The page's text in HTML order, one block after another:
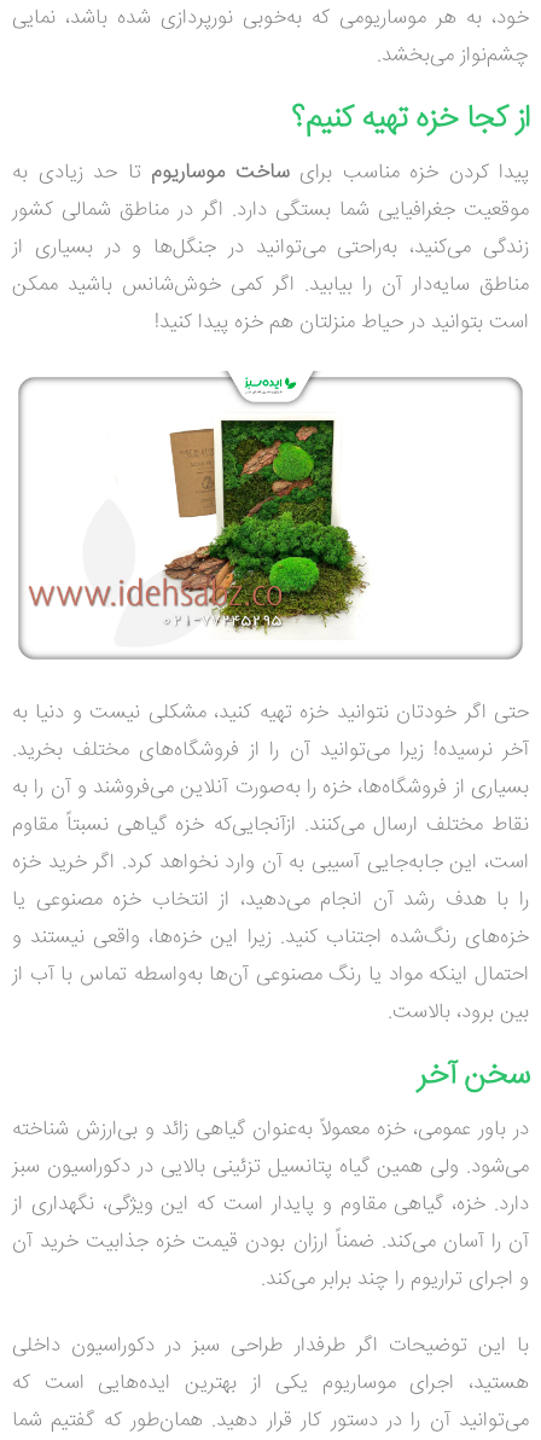
خود، به هر موساریومی که به‌خوبی نورپردازی شده باشد، نمایی
چشم‌نواز می‌بخشد.
از کجا خزه تهیه کنیم؟
پیدا کردن خزه مناسب برایساخت موساریوم تا حد زیادی به
موقعیت جغرافیایی شما بستگی دارد. اگر در مناطق شمالی کشور
زندگی می‌کنید، به‌راحتی می‌توانید در جنگل‌ها و در بسیاری از
مناطق سایه‌دار آن را بیابید. اگر کمی خوش‌شانس باشید ممکن
است بتوانید در حیاط منزلتان هم خزه پیدا کنید!
حتی اگر خودتان نتوانید خزه تهیه کنید، مشکلی نیست و دنیا به
آخر نرسیده! زیرا می‌توانید آن را از فروشگاه‌های مختلف بخرید.
بسیاری از فروشگاه‌ها، خزه را به‌صورت آنلاین می‌فروشند و آن را به
نقاط مختلف ارسال می‌کنند. ازآنجایی‌که خزه گیاهی نسبتاً مقاوم
است، این جابه‌جایی آسیبی به آن وارد نخواهد کرد. اگر خرید خزه
را با هدف رشد آن انجام می‌دهید، از انتخاب خزه مصنوعی یا
خزه‌های رنگ‌شده اجتناب کنید. زیرا این خزه‌ها، واقعی نیستند و
احتمال اینکه مواد یا رنگ مصنوعی آن‌ها به‌واسطه تماس با آب از
بین برود، بالاست.
سخن آخر
در باور عمومی، خزه معمولاً به‌عنوان گیاهی زائد و بی‌ارزش شناخته
می‌شود. ولی همین گیاه پتانسیل تزئینی بالایی در دکوراسیون سبز
دارد. خزه، گیاهی مقاوم و پایدار است که این ویژگی، نگهداری از
آن را آسان می‌کند. ضمناً ارزان بودن قیمت خزه جذابیت خرید آن
و اجرای تراریوم را چند برابر می‌کند.
با این توضیحات اگر طرفدار طراحی سبز در دکوراسیون داخلی
هستید، اجرای موساریوم یکی از بهترین ایده‌هایی است که
می‌توانید آن را در دستور کار قرار دهید. همان‌طور که گفتیم شما